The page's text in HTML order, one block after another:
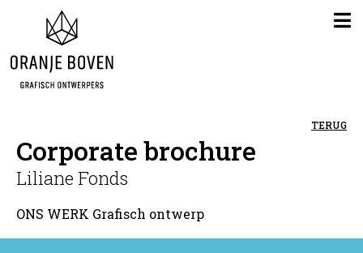
Corporate brochure
TERUG
Liliane Fonds
ONS WERK Grafisch ontwerp